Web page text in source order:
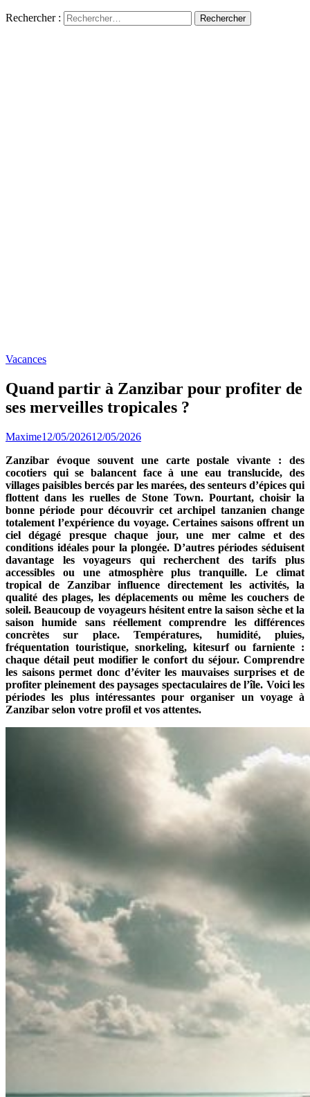
Rechercher :
Vacances
Quand partir à Zanzibar pour profiter de
ses merveilles tropicales ?
Maxime12/05/202612/05/2026
Zanzibar évoque souvent une carte postale vivante : des
cocotiers qui se balancent face à une eau translucide, des
villages paisibles bercés par les marées, des senteurs d’épices qui
flottent dans les ruelles de Stone Town. Pourtant, choisir la
bonne période pour découvrir cet archipel tanzanien change
totalement l’expérience du voyage. Certaines saisons offrent un
ciel dégagé presque chaque jour, une mer calme et des
conditions idéales pour la plongée. D’autres périodes séduisent
davantage les voyageurs qui recherchent des tarifs plus
accessibles ou une atmosphère plus tranquille. Le climat
tropical de Zanzibar influence directement les activités, la
qualité des plages, les déplacements ou même les couchers de
soleil. Beaucoup de voyageurs hésitent entre la saison sèche et la
saison humide sans réellement comprendre les différences
concrètes sur place. Températures, humidité, pluies,
fréquentation touristique, snorkeling, kitesurf ou farniente :
chaque détail peut modifier le confort du séjour. Comprendre
les saisons permet donc d’éviter les mauvaises surprises et de
profiter pleinement des paysages spectaculaires de l’île. Voici les
périodes les plus intéressantes pour organiser un voyage à
Zanzibar selon votre profil et vos attentes.